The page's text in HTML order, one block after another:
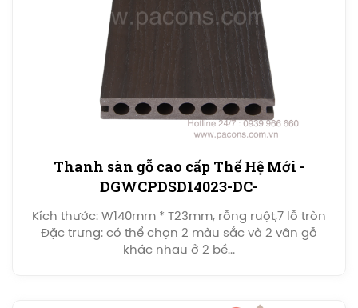
Thanh sàn gỗ cao cấp Thế Hệ Mới -
DGWCPDSD14023-DC-
Kích thước: W140mm * T23mm, rỗng ruột,7 lỗ tròn
Đặc trưng: có thể chọn 2 màu sắc và 2 vân gỗ
khác nhau ở 2 bề...